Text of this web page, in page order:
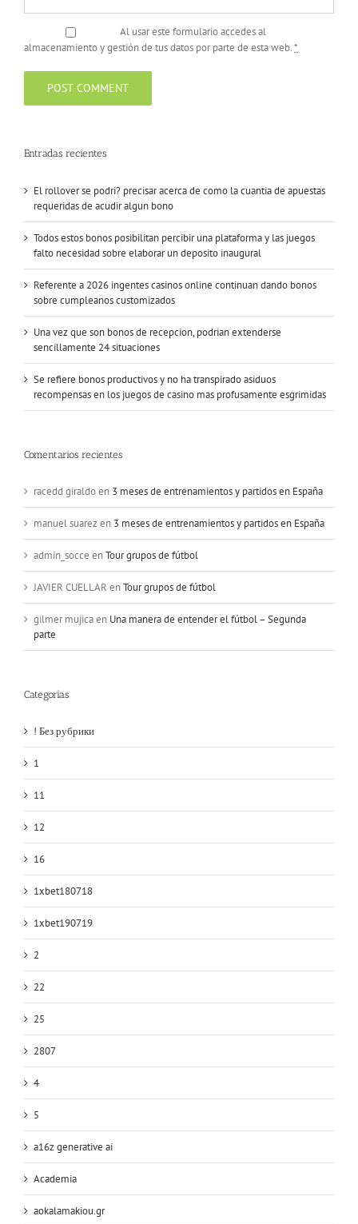
Al usar este formulario accedes al
almacenamiento y gestión de tus datos por parte de esta web.*
Entradas recientes
El rollover se podri? precisar acerca de como la cuantia de apuestas
requeridas de acudir algun bono
Todos estos bonos posibilitan percibir una plataforma y las juegos
falto necesidad sobre elaborar un deposito inaugural
Referente a 2026 ingentes casinos online continuan dando bonos
sobre cumpleanos customizados
Una vez que son bonos de recepcion, podrian extenderse
sencillamente 24 situaciones
Se refiere bonos productivos y no ha transpirado asiduos
recompensas en los juegos de casino mas profusamente esgrimidas
Comentarios recientes
racedd giraldoen 3 meses de entrenamientos y partidos en España
manuel suarezen 3 meses de entrenamientos y partidos en España
admin_socce enTour grupos de fútbol
JAVIER CUELLAR enTour grupos de fútbol
gilmer mujicaen Una manera de entender el fútbol – Segunda
parte
Categorias
! Без рубрики
1
11
12
16
1xbet180718
1xbet190719
2
22
25
2807
4
5
a16z generative ai
Academia
aokalamakiou.gr